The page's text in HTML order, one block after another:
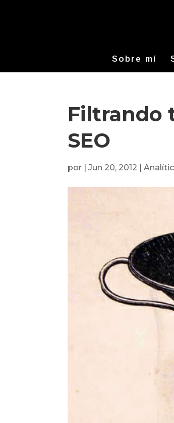
Sobre mí
Filtrando
SEO
por |Jun 20, 2012 |